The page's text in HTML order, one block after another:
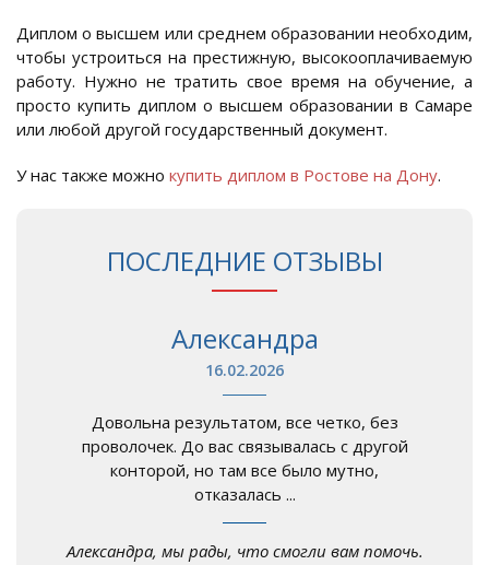
Диплом о высшем или среднем образовании необходим,
чтобы устроиться на престижную, высокооплачиваемую
работу. Нужно не тратить свое время на обучение, а
просто купить диплом о высшем образовании в Самаре
или любой другой государственный документ.
У нас также можно купить диплом в Ростове на Дону.
ПОСЛЕДНИЕ ОТЗЫВЫ
Александра
16.02.2026
Довольна результатом, все четко, без
проволочек. До вас связывалась с другой
конторой, но там все было мутно,
отказалась ...
Александра, мы рады, что смогли вам помочь.